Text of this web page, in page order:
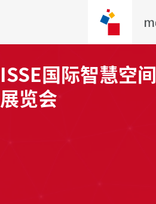
ISSE国际智慧空间
展览会